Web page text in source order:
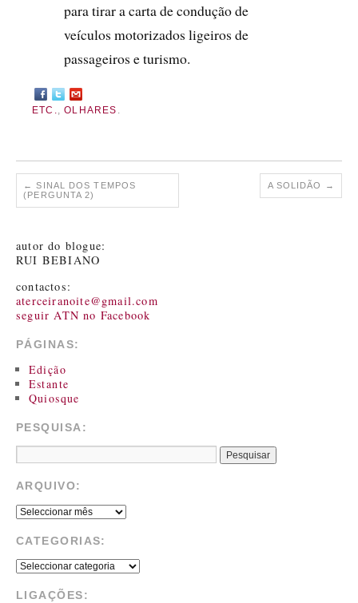
para tirar a carta de condução de
veículos motorizados ligeiros de
passageiros e turismo.
ETC.,OLHARES .
← SINAL DOS TEMPOS
(PERGUNTA 2)
A SOLIDÃO →
autor do blogue:
RUI BEBIANO
contactos:
aterceiranoite@gmail.com
seguir ATN no Facebook
PÁGINAS:
Edição
Estante
Quiosque
PESQUISA:
ARQUIVO:
CATEGORIAS:
LIGAÇÕES: